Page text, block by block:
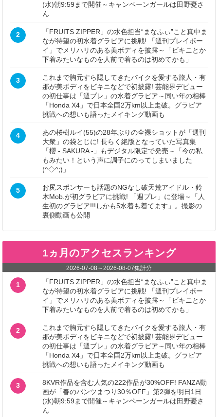
(水)朝9:59まで開催～キャンペーンガールは田野憂さ
ん
2
「FRUITS ZIPPER」の水色担当“まなふぃ”こと真中ま
なが待望の初水着グラビアに挑戦! 「週刊プレイボー
イ」でメリハリのある美ボディを披露～「ビキニとか
下着みたいなものを人前で着るのは初めてかも」
3
これまで胸元すら隠してきたバイクを愛する旅人・有
那が美ボディをビキニなどで初披露! 芸能界デビュー
の初仕事は「週プレ」の水着グラビア～同い年の相棒
「Honda X4」で日本全国2万km以上走破。グラビア
挑戦への想いも語ったメイキング動画も
4
あの桜樹ルイ(55)の28年ぶりの全裸ショットが「週刊
大衆」の袋とじに! 長らく絶版となっていた写真集
「櫻 - SAKURA -」もデジタル限定で発売～「今の私
もみたい！という声に調子にのってしまいました
(^◇^;)」
5
お尻スポンサーも話題のNGなし破天荒アイドル・鈴
木Mob.が初グラビアに挑戦! 「週プレ」に登場～「人
生初のグラビア!!!しかも5水着も着てます」。撮影の
裏側動画も公開
1ヵ月のアクセスランキング
2026-07-08 ～2026-08-07集計分
1
「FRUITS ZIPPER」の水色担当“まなふぃ”こと真中ま
なが待望の初水着グラビアに挑戦! 「週刊プレイボー
イ」でメリハリのある美ボディを披露～「ビキニとか
下着みたいなものを人前で着るのは初めてかも」
2
これまで胸元すら隠してきたバイクを愛する旅人・有
那が美ボディをビキニなどで初披露! 芸能界デビュー
の初仕事は「週プレ」の水着グラビア～同い年の相棒
「Honda X4」で日本全国2万km以上走破。グラビア
挑戦への想いも語ったメイキング動画も
3
8KVR作品を含む人気の222作品が30%OFF! FANZA動
画が「春のパンツまつり30％OFF」第2弾を明日1日
(水)朝9:59まで開催～キャンペーンガールは田野憂さ
ん